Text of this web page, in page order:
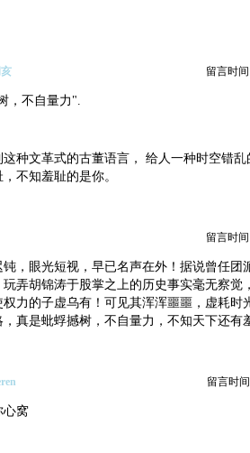
留言时间
，不自量力".
种文革式的古董语言， 给人一种时空错
不知羞耻的是你。
留言时间
，眼光短视，早已名声在外！据说曾任团
玩弄胡锦涛于股掌之上的历史事实毫无察觉
力的子虚乌有！可见其浑浑噩噩，虚耗时
真是蚍蜉撼树，不自量力，不知天下还有
留言时
心窝